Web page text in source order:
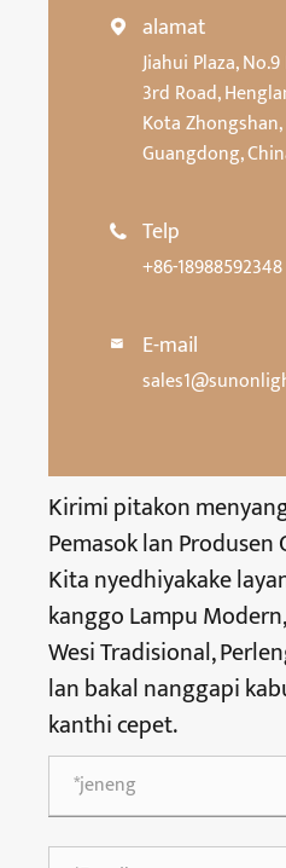
 alamat
Jiahui Plaza,
3rd Road,
Kota
Guangdong,
 Telp
+86-18988592348
 E-mail
Kirimi pitakon
Pemasok lan
Kita nyedhiyakake
kanggo Lampu
Wesi Tradisional,
lan bakal nanggapi
kanthi cepet.